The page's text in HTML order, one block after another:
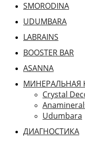
SMORODINA
UDUMBARA
LABRAINS
BOOSTER BAR
ASANNA
МИНЕРАЛЬНАЯ
Crystal
Udumbara
ДИАГНОСТИКА